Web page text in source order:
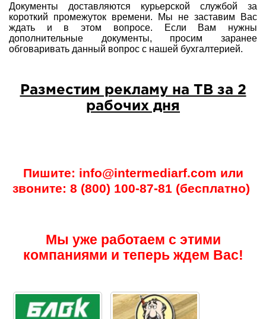
Документы доставляются курьерской службой за
короткий промежуток времени. Мы не заставим Вас
ждать и в этом вопросе. Если Вам нужны
дополнительные документы, просим заранее
обговаривать данный вопрос с нашей бухгалтерией.
Разместим рекламу на ТВ за 2
рабочих дня
Пишите: info@intermediarf.com или
звоните: 8 (800) 100-87-81 (бесплатно)
Мы уже работаем с этими
компаниями и теперь ждем Вас!